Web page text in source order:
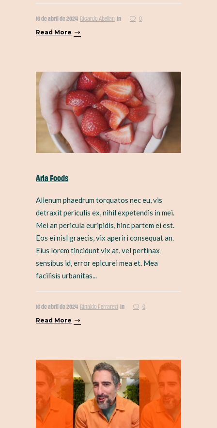
16 de abril de 2024 Ricardo Abellan in
0
Read More
Arla Foods
Alienum phaedrum torquatos nec eu, vis
detraxit periculis ex, nihil expetendis in mei.
Mei an pericula euripidis, hinc partem ei est.
Eos ei nisl graecis, vix aperiri consequat an.
Eius lorem tincidunt vix at, vel pertinax
sensibus id, error epicurei mea et. Mea
facilisis urbanitas...
16 de abril de 2024 Rinaldo Ferrarezi in
0
Read More